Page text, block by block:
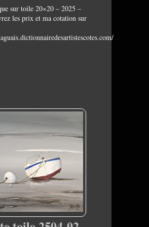
sur toile 20×20 – 2025 –
les prix et ma cotation sur